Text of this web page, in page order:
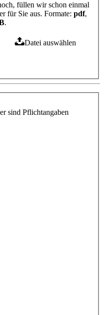
füllen wir schon einmal
für Sie aus. Formate: pdf,
.
Datei auswählen
sind Pflichtangaben